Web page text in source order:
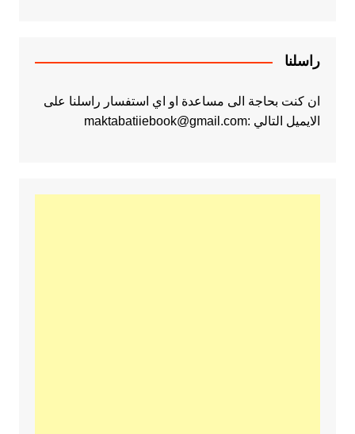
راسلنا
ان كنت بحاجة الى مساعدة او اي استفسار راسلنا على
الايميل التالي :maktabatiiebook@gmail.com